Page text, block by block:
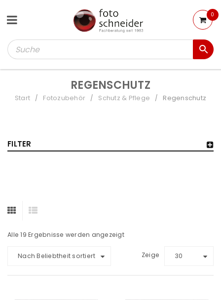
0
REGENSCHUTZ
Start / Fotozubehör / Schutz & Pflege / Regenschutz
FILTER
Alle 19 Ergebnisse werden angezeigt
Nach Beliebtheit sortiert Zeige 30